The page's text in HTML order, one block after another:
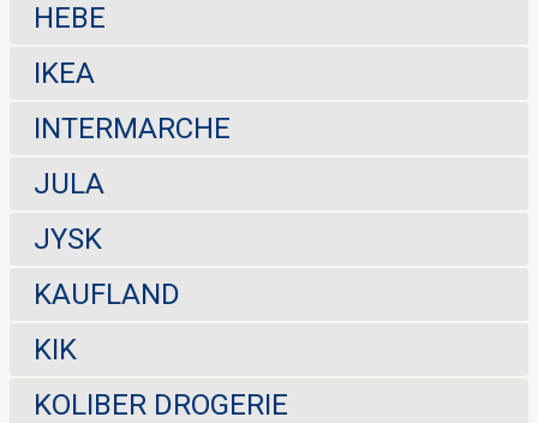
HEBE
IKEA
INTERMARCHE
JULA
JYSK
KAUFLAND
KIK
KOLIBER DROGERIE